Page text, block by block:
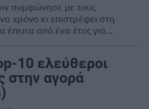
συμφώνησε με τους
χρόνο κι επιστρέφει στη
έπειτα από ένα έτος για...
10 ελεύθεροι
στην αγορά